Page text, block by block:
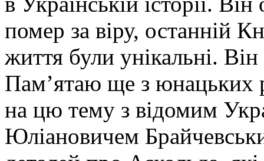
помер за віру, останній
життя були унікальні.
Пам’ятаю ще з юнацьких
на цю тему з відомим
Юліановичем